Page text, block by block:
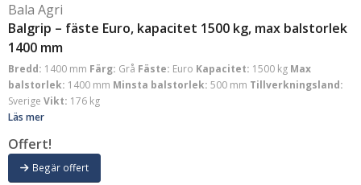
Bala Agri
Balgrip – fäste Euro, kapacitet 1500 kg, max balstorlek
1400 mm
Bredd: 1400 mm Färg: Grå Fäste: Euro Kapacitet: 1500 kg Max
balstorlek: 1400 mm Minsta balstorlek: 500 mm Tillverkningsland:
Sverige Vikt: 176 kg
Läs mer
Offert!
Begär offert